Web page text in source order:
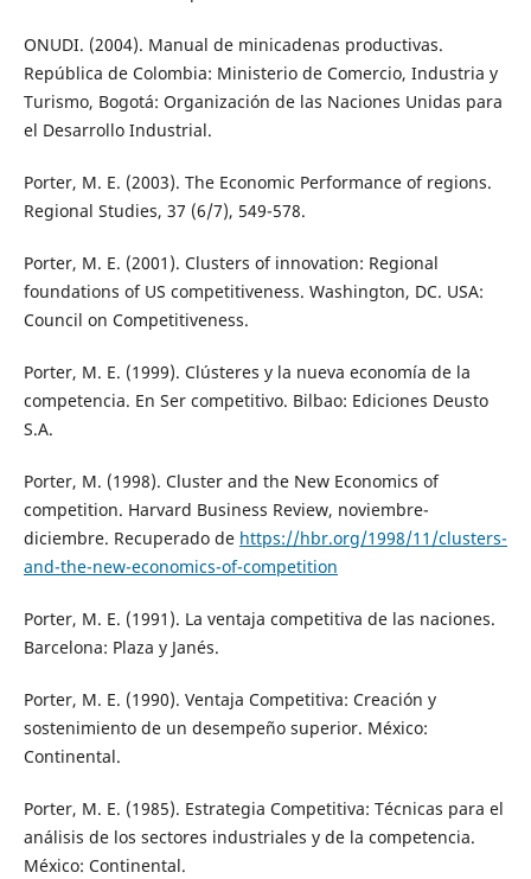
ONUDI. (2004). Manual de minicadenas productivas.
República de Colombia: Ministerio de Comercio, Industria y
Turismo, Bogotá: Organización de las Naciones Unidas para
el Desarrollo Industrial.
Porter, M. E. (2003). The Economic Performance of regions.
Regional Studies, 37 (6/7), 549-578.
Porter, M. E. (2001). Clusters of innovation: Regional
foundations of US competitiveness. Washington, DC. USA:
Council on Competitiveness.
Porter, M. E. (1999). Clústeres y la nueva economía de la
competencia. En Ser competitivo. Bilbao: Ediciones Deusto
S.A.
Porter, M. (1998). Cluster and the New Economics of
competition. Harvard Business Review, noviembre-
diciembre. Recuperado de https://hbr.org/1998/11/clusters-
and-the-new-economics-of-competition
Porter, M. E. (1991). La ventaja competitiva de las naciones.
Barcelona: Plaza y Janés.
Porter, M. E. (1990). Ventaja Competitiva: Creación y
sostenimiento de un desempeño superior. México:
Continental.
Porter, M. E. (1985). Estrategia Competitiva: Técnicas para el
análisis de los sectores industriales y de la competencia.
México: Continental.